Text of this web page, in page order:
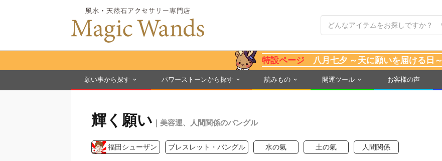
特設ページ 八月七夕 ～天に願いを届ける日～
願い事から探す パワーストーンから探す 読みもの 開運ツール お客様の声
輝く願い ｜美容運、人間関係のバングル
福田シューザン ブレスレット・バングル 水の氣 土の氣 人間関係